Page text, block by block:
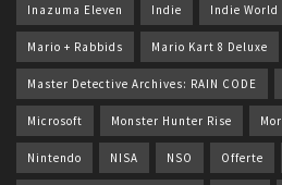
Inazuma Eleven Indie Indie World
Mario + Rabbids Mario Kart 8 Deluxe
Master Detective Archives: RAIN CODE
Microsoft Monster Hunter Rise
Nintendo NISA NSO Offerte